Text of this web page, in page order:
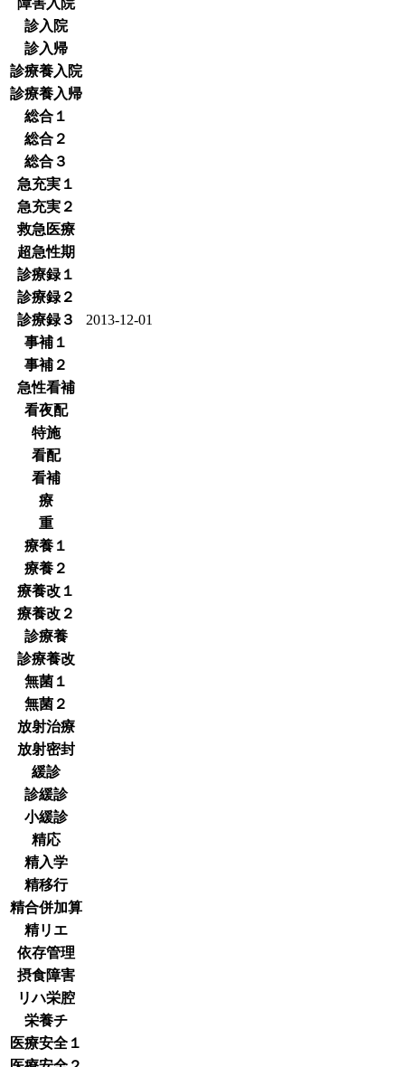
診入院
診入帰
診療養入院
診療養入帰
総合１
総合２
総合３
急充実１
急充実２
救急医療
超急性期
診療録１
診療録２
診療録３
2013-12-01
事補１
事補２
急性看補
看夜配
特施
看配
看補
療
重
療養１
療養２
療養改１
療養改２
診療養
診療養改
無菌１
無菌２
放射治療
放射密封
緩診
診緩診
小緩診
精応
精入学
精移行
精合併加算
精リエ
依存管理
摂食障害
リハ栄腔
栄養チ
医療安全１